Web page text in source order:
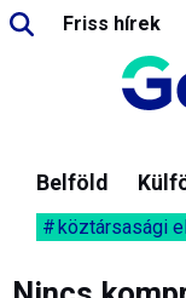
Friss hírek
Belföld
köztársasági